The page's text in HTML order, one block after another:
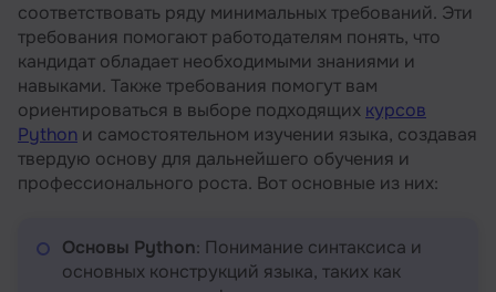
соответствовать ряду минимальных требований. Эти
требования помогают работодателям понять, что
кандидат обладает необходимыми знаниями и
навыками. Также требования помогут вам
ориентироваться в выборе подходящих курсов
Python и самостоятельном изучении языка, создавая
твердую основу для дальнейшего обучения и
профессионального роста. Вот основные из них:
Основы Python: Понимание синтаксиса и
основных конструкций языка, таких как